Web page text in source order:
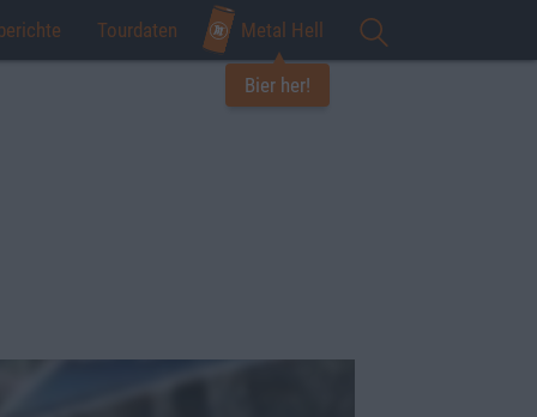
Tourdaten Metal Hell
Bier her!